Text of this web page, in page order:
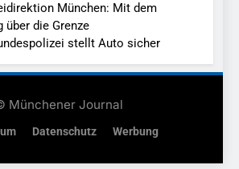
München: Mit dem
über die Grenze
stellt Auto sicher
Münchener Journal
Datenschutz Werbung